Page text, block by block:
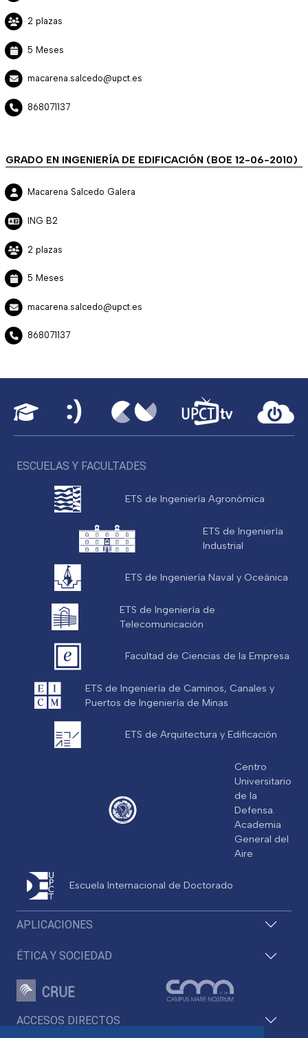
2 plazas
5 Meses
macarena.salcedo@upct.es
868071137
GRADO EN INGENIERÍA DE EDIFICACIÓN (BOE 12-06-2010)
Macarena Salcedo Galera
ING B2
2 plazas
5 Meses
macarena.salcedo@upct.es
868071137
ACCESOS DIRECTOS
APLICACIONES
ÉTICA Y SOCIEDAD
ESCUELAS Y FACULTADES
ETS de Ingeniería Agronómica
ETS de Ingeniería
Industrial
ETS de Ingeniería Naval y Oceánica
ETS de Ingeniería de
Telecomunicación
Facultad de Ciencias de la Empresa
ETS de Ingeniería de Caminos, Canales y
Puertos de Ingeniería de Minas
ETS de Arquitectura y Edificación
Centro
Universitario
de la
Defensa.
Academia
General del
Aire
Escuela Internacional de Doctorado